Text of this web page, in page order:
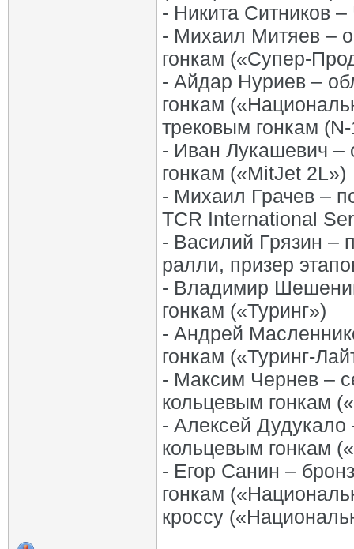
- Никита Ситников
- Михаил Митяев –
гонкам («Супер-
- Айдар Нуриев –
гонкам
трековым гонкам
- Иван Лукашевич –
гонкам («MitJet 2L»)
- Михаил Грачев –
TCR International
- Василий Грязин –
ралли, призер
- Владимир
гонкам («Туринг»)
- Андрей
гонкам («Туринг-
- Максим Чернев –
кольцевым гонкам
- Алексей
кольцевым гонкам
- Егор Санин –
гонкам
кроссу